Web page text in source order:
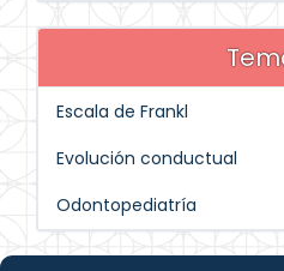
Escala de Frankl
Evolución conductual
Odontopediatría